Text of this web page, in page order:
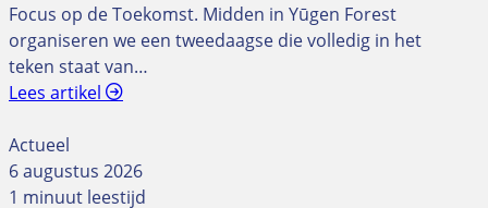
Focus op de Toekomst. Midden in Yūgen Forest
organiseren we een tweedaagse die volledig in het
teken staat van…
Lees artikel
Actueel
6 augustus 2026
1 minuut leestijd